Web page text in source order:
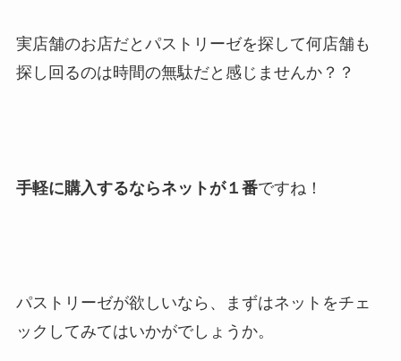
実店舗のお店だとパストリーゼを探して何店舗も
探し回るのは時間の無駄だと感じませんか？？
手軽に購入するならネットが１番ですね！
パストリーゼが欲しいなら、まずはネットをチェ
ックしてみてはいかがでしょうか。